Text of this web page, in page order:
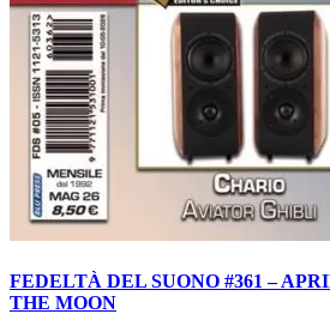
FEDELTÀ DEL SUONO #361 –
THE MOON